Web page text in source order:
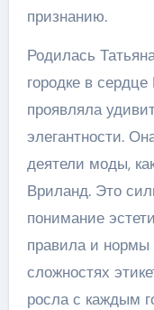
признанию.
Родилась
городке в
проявляла
элегантности.
деятели моды,
Вриланд. Это
понимание
правила и нормы
сложностях
росла с каждым